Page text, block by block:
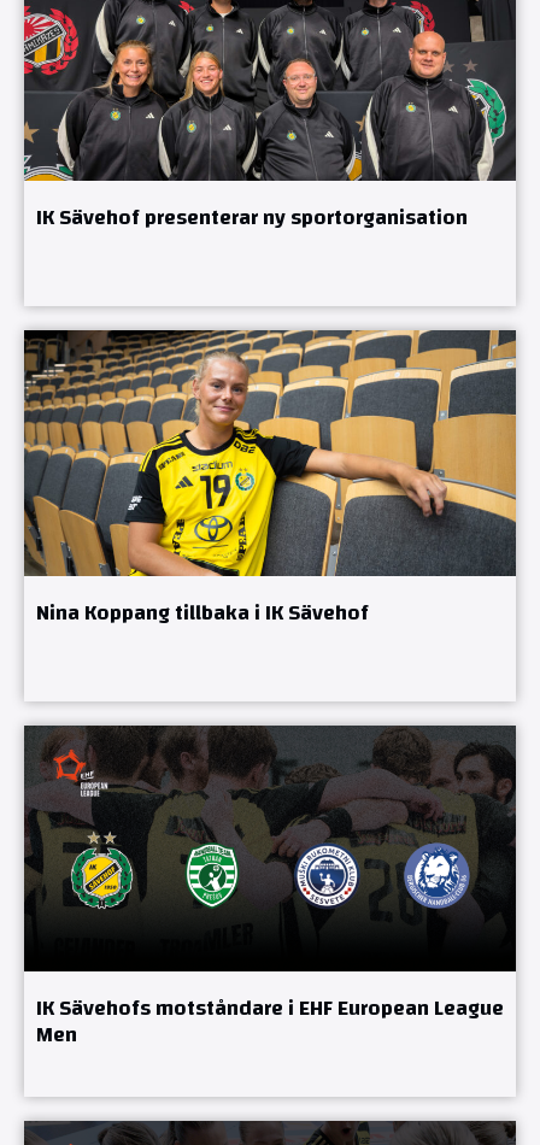
IK Sävehof presenterar ny sportorganisation
Nina Koppang tillbaka i IK Sävehof
IK Sävehofs motståndare i EHF European League
Men